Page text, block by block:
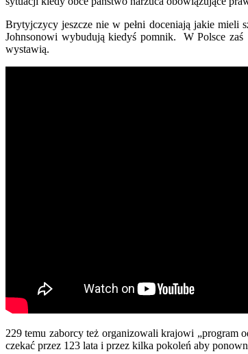
Brytyjczycy jeszcze nie w pełni doceniają jakie
Johnsonowi wybudują kiedyś pomnik. W Polsce zaś
wystawią.
229 temu zaborcy też organizowali krajowi „program
czekać przez 123 lata i przez kilka pokoleń aby